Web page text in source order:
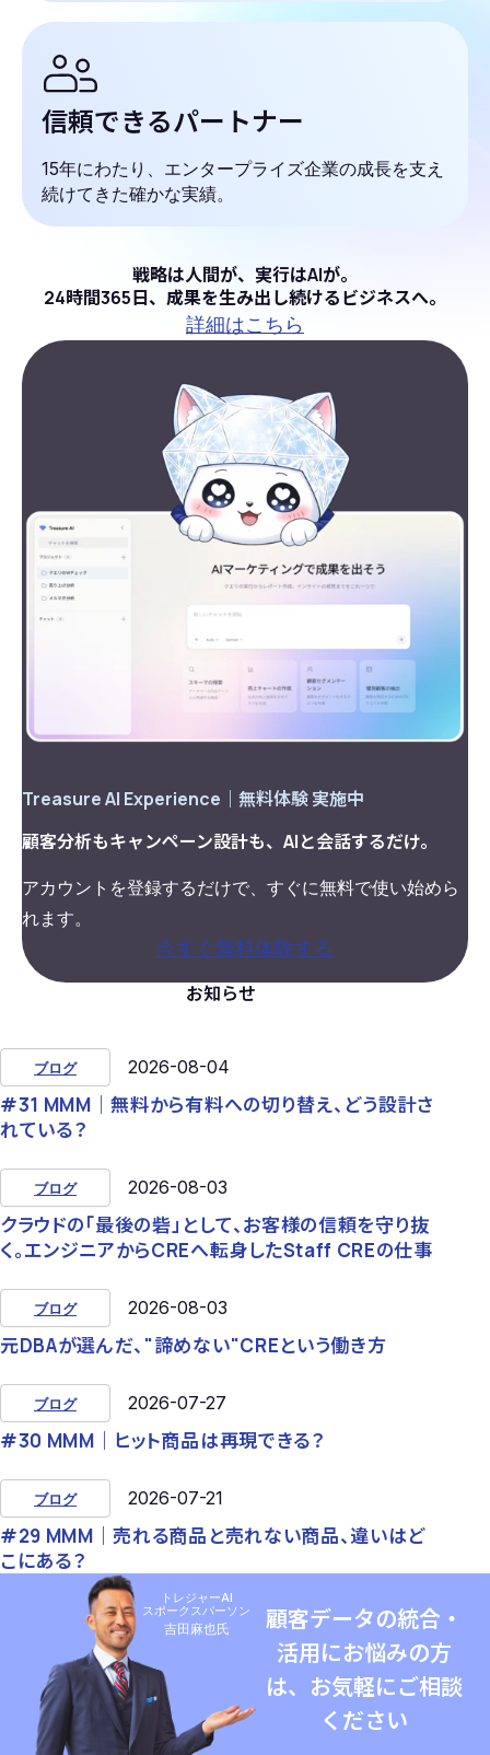
信頼できるパートナー
15年にわたり、エンタープライズ企業の成長を支え
続けてきた確かな実績。
戦略は人間が、実行はAIが。
24時間365日、成果を生み出し続けるビジネスへ。
詳細はこちら
Treasure AI Experience｜無料体験 実施中
顧客分析もキャンペーン設計も、AIと会話するだけ。
アカウントを登録するだけで、すぐに無料で使い始めら
れます。
今すぐ無料体験する
お知らせ
ブログ 2026-08-04
#31 MMM｜無料から有料への切り替え、どう設計さ
れている？
ブログ 2026-08-03
クラウドの「最後の砦」として、お客様の信頼を守り抜
く。エンジニアからCREへ転身したStaff CREの仕事
ブログ 2026-08-03
元DBAが選んだ、"諦めない"CREという働き方
ブログ 2026-07-27
#30 MMM｜ヒット商品は再現できる？
ブログ 2026-07-21
#29 MMM｜売れる商品と売れない商品、違いはど
こにある？
トレジャーAI
スポークスパーソン
吉田麻也氏
顧客データの統合・
活用にお悩みの方
は、お気軽にご相談
ください